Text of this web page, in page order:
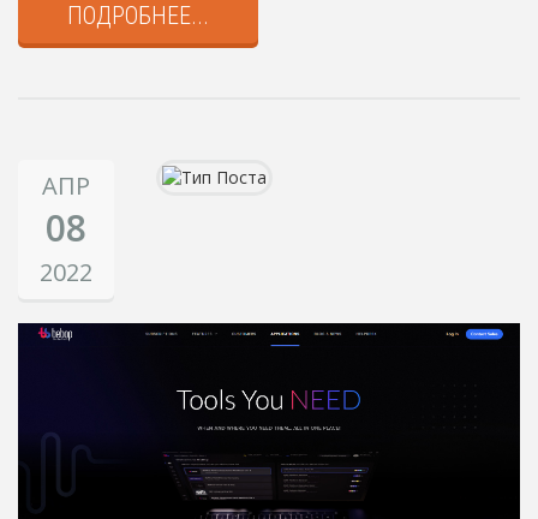
ПОДРОБНЕЕ...
АПР
08
2022